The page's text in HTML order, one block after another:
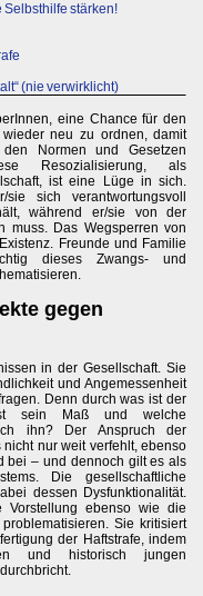
stärken!
(nie verwirklicht)
eine Chance für den
neu zu ordnen, damit
Normen und Gesetzen
Resozialisierung, als
ist eine Lüge in sich.
sich verantwortungsvoll
während er/sie von der
muss. Das Wegsperren von
Freunde und Familie
dieses Zwangs- und
gegen
in der Gesellschaft. Sie
und Angemessenheit
Denn durch was ist der
ist sein Maß und welche
ihn? Der Anspruch der
nur weit verfehlt, ebenso
bei – und dennoch gilt es als
Die gesellschaftliche
dessen Dysfunktionalität.
Vorstellung ebenso wie die
Sie kritisiert
der Haftstrafe, indem
und historisch jungen